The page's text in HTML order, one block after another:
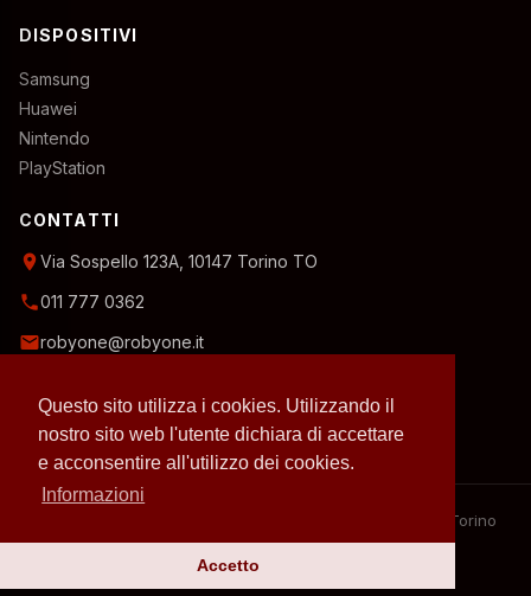
Questo sito utilizza i cookies. Utilizzando il
nostro sito web l'utente dichiara di accettare
e acconsentire all'utilizzo dei cookies.
Informazioni
Accetto
DISPOSITIVI
Samsung
Huawei
Nintendo
PlayStation
CONTATTI
location_onVia Sospello 123A, 10147 Torino TO
phone011 777 0362
emailrobyone@robyone.it
Mar, Gio, Sab: 10:00–12:30Domenica: chiuso
– 2026 RobyOne – Laboratorio riparazioni specializzato a Torino
– P.IVA 07636130010